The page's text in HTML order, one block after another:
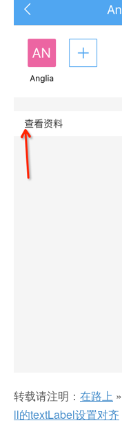
转载请注明： 在路上 »
ll的textLabel设置对齐